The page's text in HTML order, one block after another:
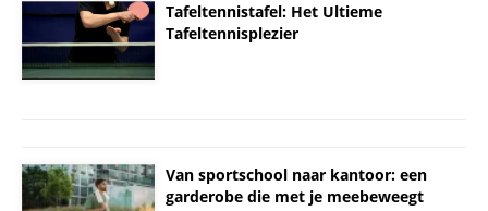
Tafeltennistafel: Het Ultieme
Tafeltennisplezier
Van sportschool naar kantoor: een
garderobe die met je meebeweegt